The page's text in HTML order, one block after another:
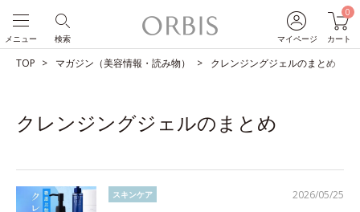
マイページ
0
カート
検索
メニュー
TOP マガジン（美容情報・読み物） クレンジングジェルのまとめ
クレンジングジェルのまとめ
2026/05/25
スキンケア